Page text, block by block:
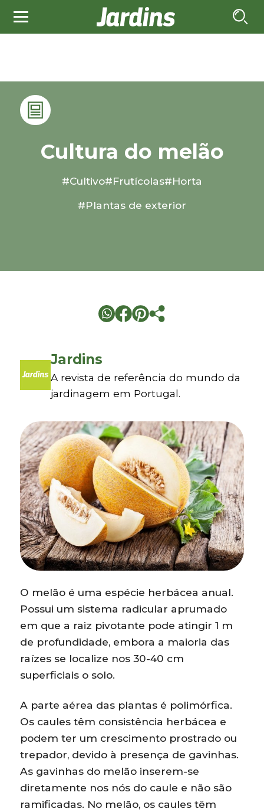
Cultura do melão
#Cultivo#Frutícolas#Horta
#Plantas de exterior
Jardins
A revista de referência do mundo da
jardinagem em Portugal.
O melão é uma espécie herbácea anual.
Possui um sistema radicular aprumado
em que a raiz pivotante pode atingir 1 m
de profundidade, embora a maioria das
raízes se localize nos 30-40 cm
superficiais o solo.
A parte aérea das plantas é polimórfica.
Os caules têm consistência herbácea e
podem ter um crescimento prostrado ou
trepador, devido à presença de gavinhas.
As gavinhas do melão inserem-se
diretamente nos nós do caule e não são
ramificadas. No melão, os caules têm